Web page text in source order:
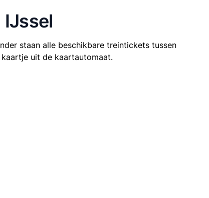
staan alle beschikbare treintickets tussen
uit de kaartautomaat.